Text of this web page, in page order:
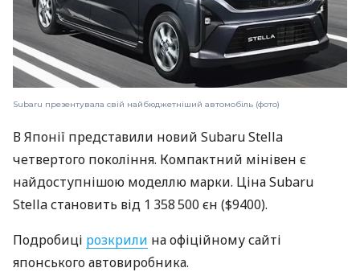
Subaru презентувала свій найбюджетніший автомобіль (фото)
В Японії представили новий Subaru Stella
четвертого покоління. Компактний мінівен є
найдоступнішою моделлю марки. Ціна Subaru
Stella становить від 1 358 500 єн ($9400).
Подробиці розкрили на офіційному сайті
японського автовиробника.